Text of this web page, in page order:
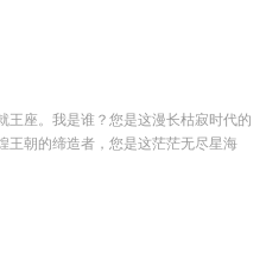
王座。我是谁？您是这漫长枯寂时代的
王朝的缔造者，您是这茫茫无尽星海